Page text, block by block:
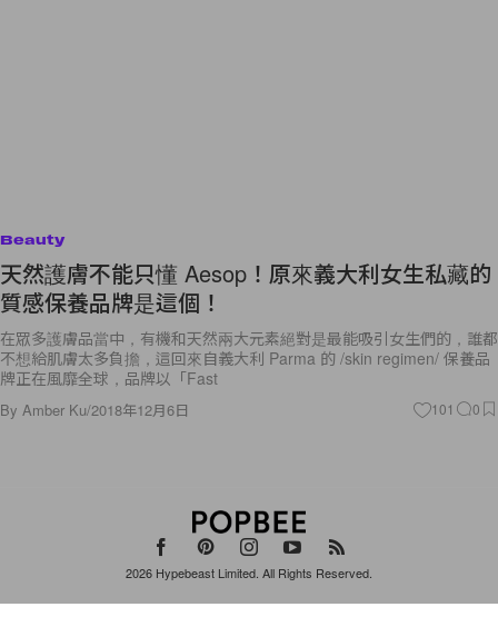
Beauty
天然護膚不能只懂 Aesop！原來義大利女生私藏的
質感保養品牌是這個！
在眾多護膚品當中，有機和天然兩大元素絕對是最能吸引女生們的，誰都
不想給肌膚太多負擔，這回來自義大利 Parma 的 /skin regimen/ 保養品
牌正在風靡全球，品牌以「Fast
By Amber Ku/2018年12月6日 101 0
2026 Hypebeast Limited . All Rights Reserved.